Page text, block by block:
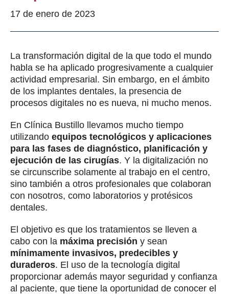
17 de enero de 2023
La transformación digital de la que todo el mundo
habla se ha aplicado progresivamente a cualquier
actividad empresarial. Sin embargo, en el ámbito
de los implantes dentales, la presencia de
procesos digitales no es nueva, ni mucho menos.
En Clínica Bustillo llevamos mucho tiempo
utilizando equipos tecnológicos y aplicaciones
para las fases de diagnóstico, planificación y
ejecución de las cirugías. Y la digitalización no
se circunscribe solamente al trabajo en el centro,
sino también a otros profesionales que colaboran
con nosotros, como laboratorios y protésicos
dentales.
El objetivo es que los tratamientos se lleven a
cabo con la máxima precisión y sean
mínimamente invasivos, predecibles y
duraderos. El uso de la tecnología digital
proporcionar además mayor seguridad y confianza
al paciente, que tiene la oportunidad de conocer el